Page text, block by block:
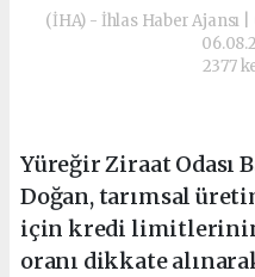
(İHA) - İhlas Haber Ajansı |
2377
Yüreğir Ziraat Odası
Doğan, tarımsal
için kredi
oranı dikkate